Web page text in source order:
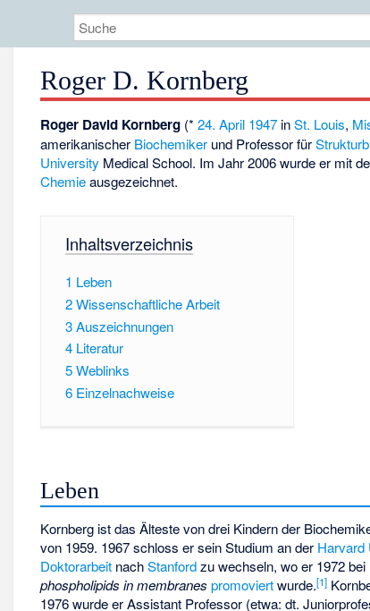
Roger D. Kornberg
Roger David Kornberg (*24. April 1947 inSt. Louis,
amerikanischer Biochemiker und Professor für
University Medical School. Im Jahr 2006 wurde er mit
Chemieausgezeichnet.
Inhaltsverzeichnis
1 Leben
2Wissenschaftliche Arbeit
3Auszeichnungen
4 Literatur
5Weblinks
6 Einzelnachweise
Leben
Kornberg ist das Älteste von drei Kindern der
von 1959. 1967 schloss er sein Studium an der Harvard
Doktorarbeit nachStanfordzu wechseln, wo er 1972 bei
phospholipids in membranes promoviertwurde.[1]
1976 wurde er Assistant Professor (etwa: dt.